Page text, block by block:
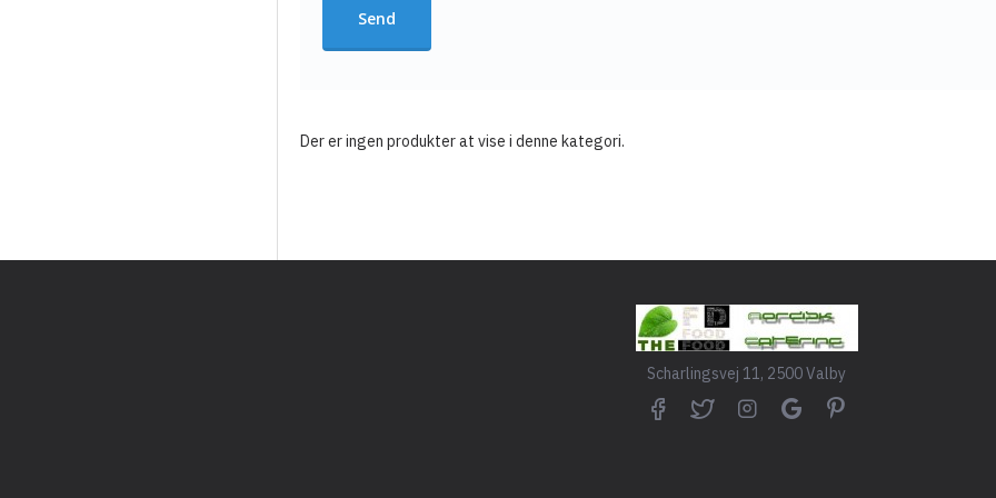
Der er ingen produkter at vise i denne kategori.
Scharlingsvej 11, 2500 Valby